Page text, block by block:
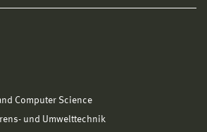
Computer Science
und Umwelttechnik